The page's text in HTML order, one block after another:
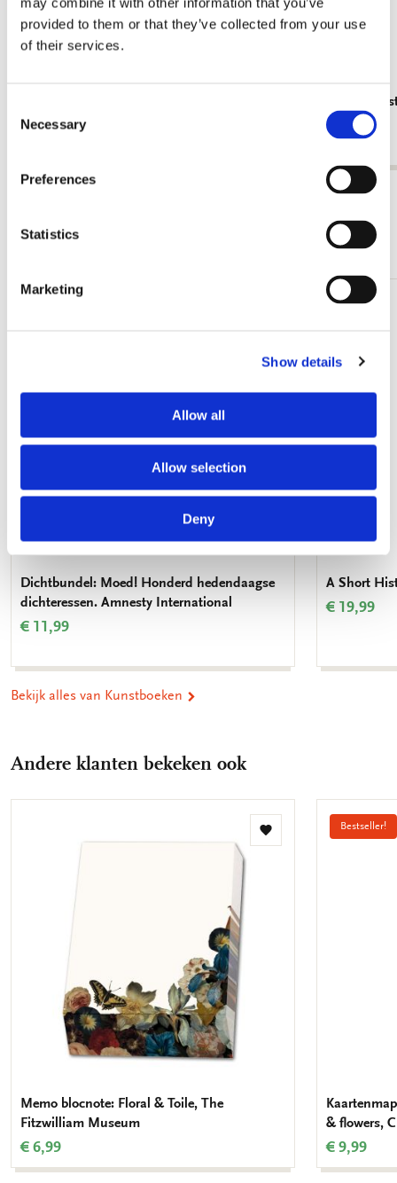
provided to them or that they’ve collected from your use
of their services.
Selection
Necessary
Preferences
Statistics
Marketing
Show details
Allow all
Allow selection
Deny
dichteressen. Amnesty International
A Short
€ 19,99
Meer van Kunstboeken
Dichtbundel: Moed! Honderd hedendaagse
dichteressen. Amnesty International
€ 11,99
A Short
€ 19,99
Bekijk alles van Kunstboeken
Andere klanten bekeken ook
Toevoegen
Memo blocnote: Floral & Toile, The
Fitzwilliam Museum
€ 6,99
Bestseller!
& flowers,
€ 9,99